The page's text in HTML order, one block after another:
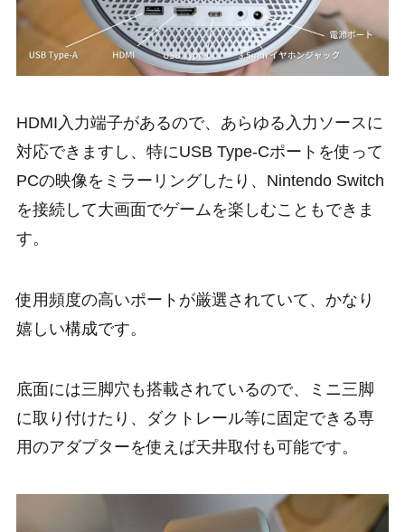
HDMI入力端子があるので、あらゆる入力ソースに
対応できますし、特にUSB Type-Cポートを使って
PCの映像をミラーリングしたり、Nintendo Switch
を接続して大画面でゲームを楽しむこともできま
す。
使用頻度の高いポートが厳選されていて、かなり
嬉しい構成です。
底面には三脚穴も搭載されているので、ミニ三脚
に取り付けたり、ダクトレール等に固定できる専
用のアダプターを使えば天井取付も可能です。